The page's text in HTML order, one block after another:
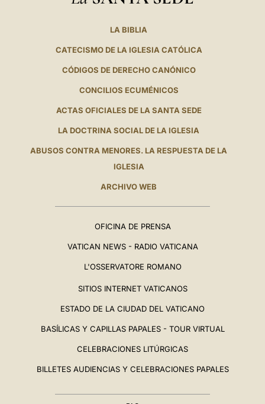
LA BIBLIA
CATECISMO DE LA IGLESIA CATÓLICA
CÓDIGOS DE DERECHO CANÓNICO
CONCILIOS ECUMÉNICOS
ACTAS OFICIALES DE LA SANTA SEDE
LA DOCTRINA SOCIAL DE LA IGLESIA
ABUSOS CONTRA MENORES. LA RESPUESTA DE LA
IGLESIA
ARCHIVO WEB
OFICINA DE PRENSA
VATICAN NEWS - RADIO VATICANA
L'OSSERVATORE ROMANO
SITIOS INTERNET VATICANOS
ESTADO DE LA CIUDAD DEL VATICANO
BASÍLICAS Y CAPILLAS PAPALES - TOUR VIRTUAL
CELEBRACIONES LITÚRGICAS
BILLETES AUDIENCIAS Y CELEBRACIONES PAPALES